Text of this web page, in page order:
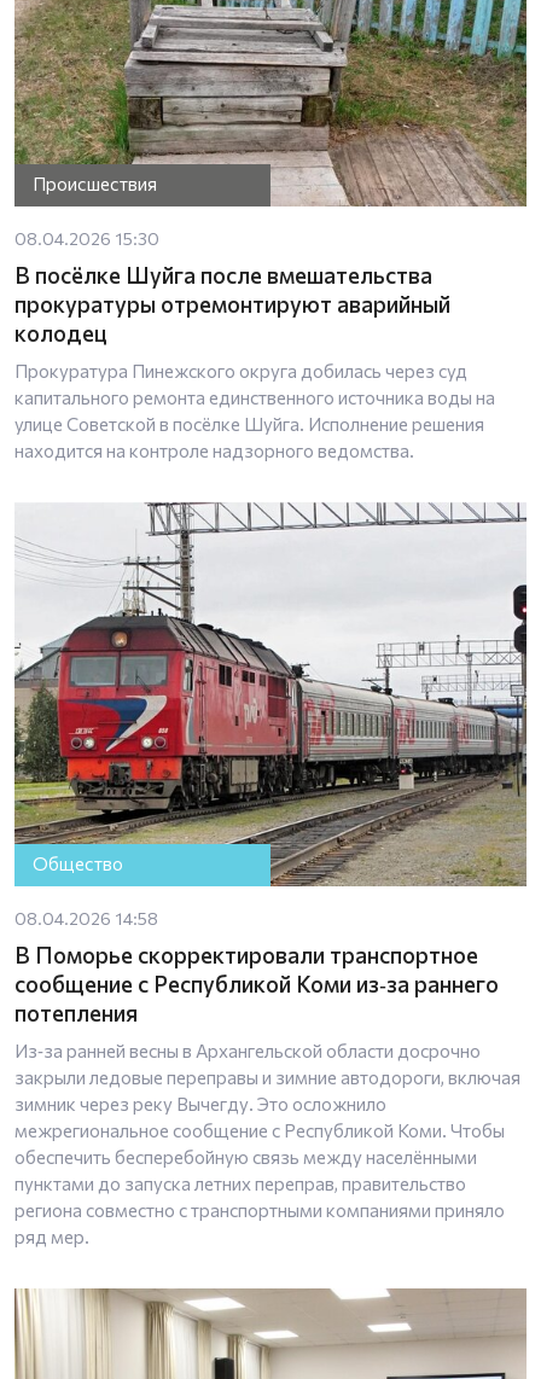
Происшествия
08.04.2026 15:30
В посёлке Шуйга после вмешательства
прокуратуры отремонтируют аварийный
колодец
Прокуратура Пинежского округа добилась через суд
капитального ремонта единственного источника воды на
улице Советской в посёлке Шуйга. Исполнение решения
находится на контроле надзорного ведомства.
Общество
08.04.2026 14:58
В Поморье скорректировали транспортное
сообщение с Республикой Коми из‑за раннего
потепления
Из‑за ранней весны в Архангельской области досрочно
закрыли ледовые переправы и зимние автодороги, включая
зимник через реку Вычегду. Это осложнило
межрегиональное сообщение с Республикой Коми. Чтобы
обеспечить бесперебойную связь между населёнными
пунктами до запуска летних переправ, правительство
региона совместно с транспортными компаниями приняло
ряд мер.